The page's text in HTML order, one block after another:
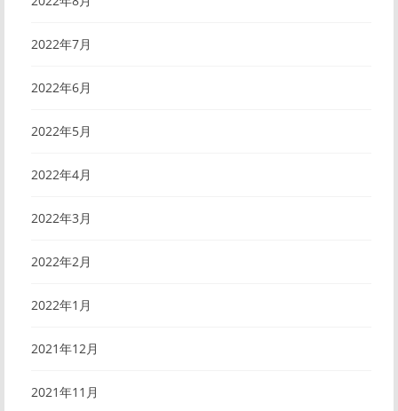
2022年7月
2022年6月
2022年5月
2022年4月
2022年3月
2022年2月
2022年1月
2021年12月
2021年11月